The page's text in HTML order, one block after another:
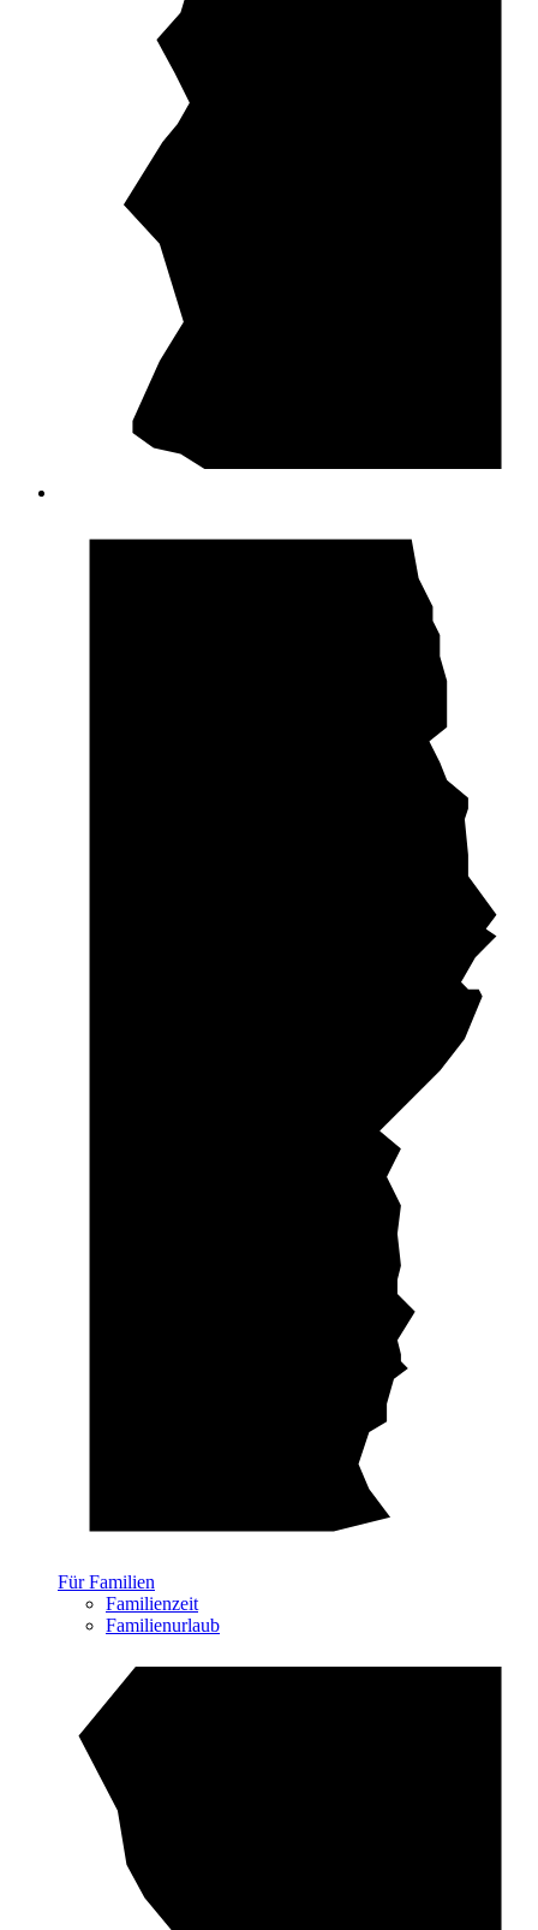
Für Familien
Familienzeit
Familienurlaub